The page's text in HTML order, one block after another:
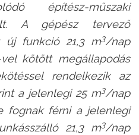
építész-műszaki
A gépész tervező
új funkció 21,3 m3/nap
kötött megállapodás
rendelkezik az
a jelenlegi 25 m3/nap
fognak férni a jelenlegi
21,3 m3/nap